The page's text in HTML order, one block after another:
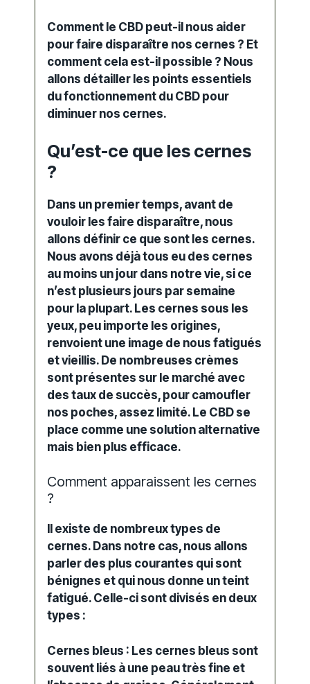
Comment le CBD peut-il nous aider
pour faire disparaître nos cernes ? Et
comment cela est-il possible ? Nous
allons détailler les points essentiels
du fonctionnement du CBD pour
diminuer nos cernes.
Qu’est-ce que les cernes
?
Dans un premier temps, avant de
vouloir les faire disparaître, nous
allons définir ce que sont les cernes.
Nous avons déjà tous eu des cernes
au moins un jour dans notre vie, si ce
n’est plusieurs jours par semaine
pour la plupart. Les cernes sous les
yeux, peu importe les origines,
renvoient une image de nous fatigués
et vieillis. De nombreuses crèmes
sont présentes sur le marché avec
des taux de succès, pour camoufler
nos poches, assez limité. Le CBD se
place comme une solution alternative
mais bien plus efficace.
Comment apparaissent les cernes
?
Il existe de nombreux types de
cernes. Dans notre cas, nous allons
parler des plus courantes qui sont
bénignes et qui nous donne un teint
fatigué. Celle-ci sont divisés en deux
types :
Cernes bleus : Les cernes bleus sont
souvent liés à une peau très fine et